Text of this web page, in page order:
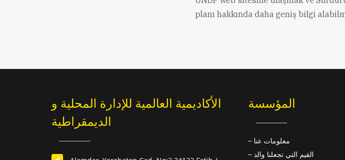
planı hakkında daha geniş bilgi
الأكاديمية العالمية للإدارة المحلية و
الديمقراطية
المؤسسة
معلومات عنا
القيم التي تجعلنا والد